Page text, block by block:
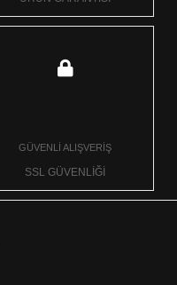
GÜVENLİ ALIŞVERİŞ
SSL GÜVENLİĞİ